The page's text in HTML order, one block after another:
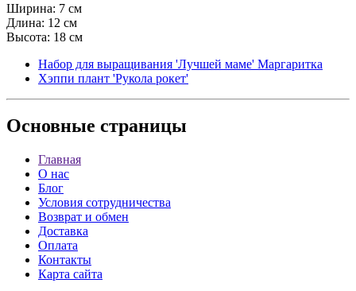
Ширина: 7 см
Длина: 12 см
Высота: 18 см
Набор для выращивания 'Лучшей маме' Маргаритка
Хэппи плант 'Рукола рокет'
Основные страницы
Главная
О нас
Блог
Условия сотрудничества
Возврат и обмен
Доставка
Оплата
Контакты
Карта сайта